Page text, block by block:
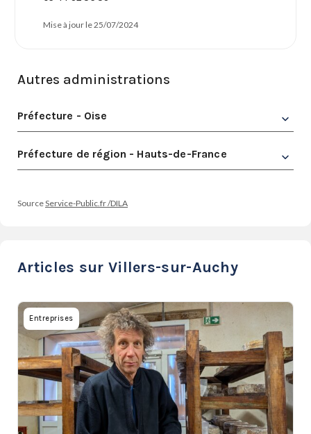
Mise à jour le 25/07/2024
Autres administrations
Préfecture - Oise
Préfecture de région - Hauts-de-France
SourceService-Public.fr /DILA
Articles sur Villers-sur-Auchy
Entreprises